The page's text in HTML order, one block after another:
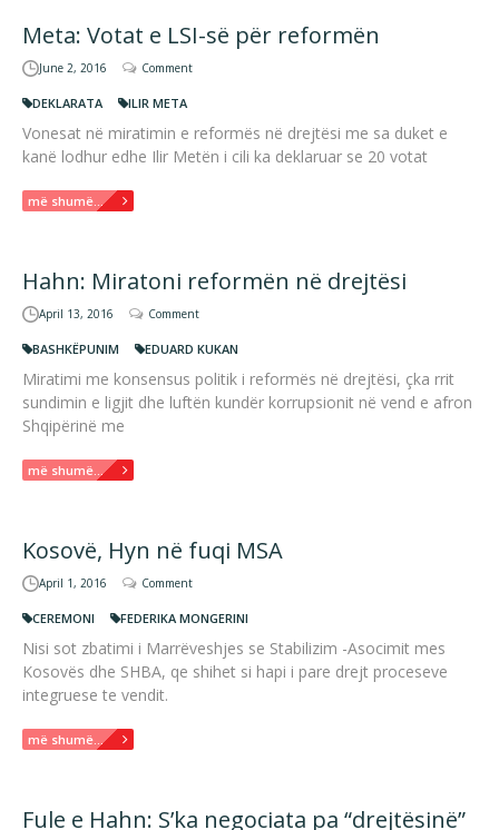
Meta: Votat e LSI-së për reformën
June 2, 2016 Comment
DEKLARATA ILIR META
Vonesat në miratimin e reformës në drejtësi me sa duket e
kanë lodhur edhe Ilir Metën i cili ka deklaruar se 20 votat
më shumë...
Hahn: Miratoni reformën në drejtësi
April 13, 2016 Comment
BASHKËPUNIM EDUARD KUKAN
Miratimi me konsensus politik i reformës në drejtësi, çka rrit
sundimin e ligjit dhe luftën kundër korrupsionit në vend e afron
Shqipërinë me
më shumë...
Kosovë, Hyn në fuqi MSA
April 1, 2016 Comment
CEREMONI FEDERIKA MONGERINI
Nisi sot zbatimi i Marrëveshjes se Stabilizim -Asocimit mes
Kosovës dhe SHBA, qe shihet si hapi i pare drejt proceseve
integruese te vendit.
më shumë...
Fule e Hahn: S’ka negociata pa “drejtësinë”